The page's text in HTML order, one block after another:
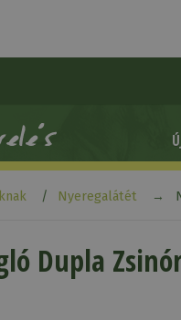
Nyeregalátét
Dupla